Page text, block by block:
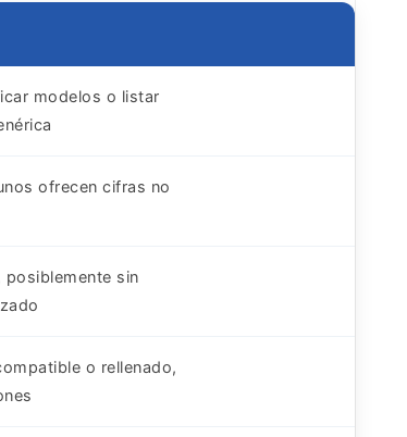
modelos o listar
ofrecen cifras no
posiblemente sin
o rellenado,